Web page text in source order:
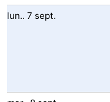
lun.. 7 sept.